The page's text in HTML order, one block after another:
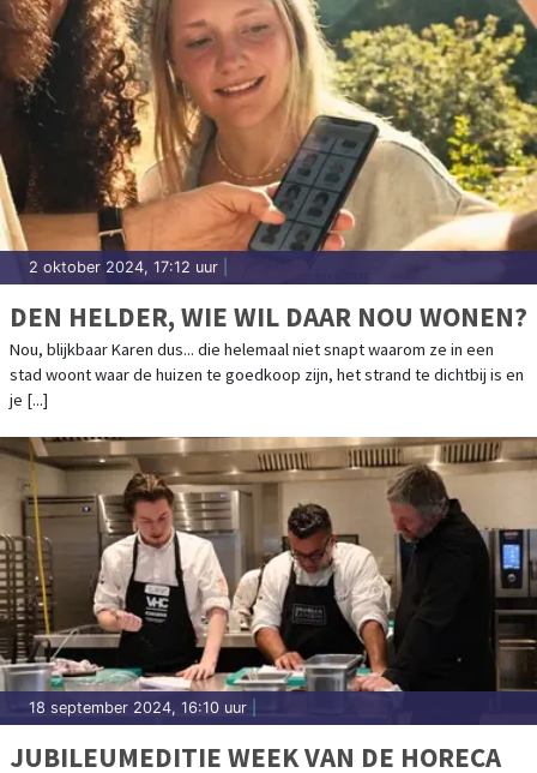
2 oktober 2024, 17:12 uur
DEN HELDER, WIE WIL DAAR NOU WONEN?
Nou, blijkbaar Karen dus... die helemaal niet snapt waarom ze in een
stad woont waar de huizen te goedkoop zijn, het strand te dichtbij is en
je [...]
18 september 2024, 16:10 uur
JUBILEUMEDITIE WEEK VAN DE HORECA